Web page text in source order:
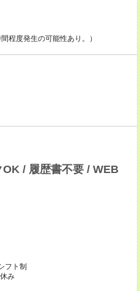
程度発生の可能性あり。）
/ 履歴書不要 / WEB
フト制
み